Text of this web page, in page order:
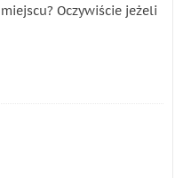
Oczywiście jeżeli